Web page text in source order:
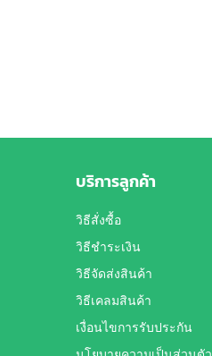
บริการลูกค้า
วิธีสั่งซื้อ
วิธีชำระเงิน
วิธีจัดส่งสินค้า
วิธีเคลมสินค้า
เงื่อนไขการรับประกัน